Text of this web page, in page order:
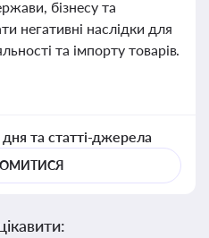
бізнесу та
негативні наслідки для
та імпорту товарів.
та статті-джерела